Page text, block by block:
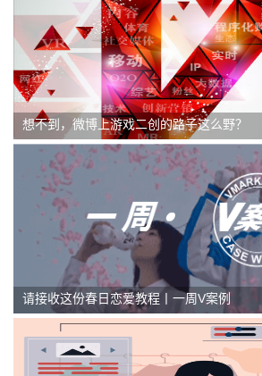
想不到，微博上游戏二创的路子这么野？
请接收这份春日恋爱教程丨一周V案例